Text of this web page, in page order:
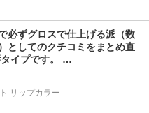
必ずグロスで仕上げる派（数
としてのクチコミをまとめ直
タイプです。 …
リップカラー